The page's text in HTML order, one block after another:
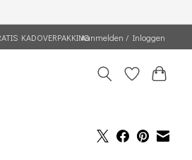
KADOVERPAKKINGAanmelden / Inloggen